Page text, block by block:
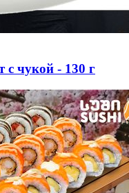
чукой - 130 г